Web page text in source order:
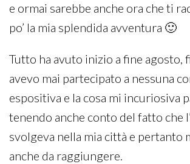
e ormai sarebbe anche ora che ti
po’ la mia splendida avventura 🙂
Tutto ha avuto inizio a fine agosto,
avevo mai partecipato a nessuna
espositiva e la cosa mi incuriosiva
tenendo anche conto del fatto che
svolgeva nella mia città e pertanto
anche da raggiungere.